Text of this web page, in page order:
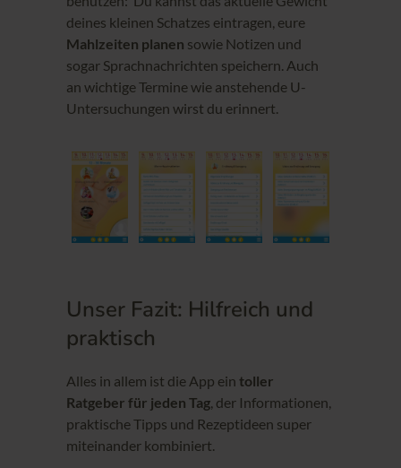
deines kleinen Schatzes eintragen, eure
Mahlzeiten planen sowie Notizen und
sogar Sprachnachrichten speichern. Auch
an wichtige Termine wie anstehende U-
Untersuchungen wirst du erinnert.
Unser Fazit: Hilfreich und
praktisch
Alles in allem ist die App ein toller
Ratgeber für jeden Tag, der Informationen,
praktische Tipps und Rezeptideen super
miteinander kombiniert.